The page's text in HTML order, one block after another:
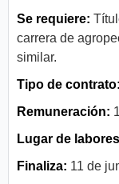
Se requiere:
carrera de
similar.
Tipo de contrato:
Remuneración:
Lugar de
Finaliza: 11 de